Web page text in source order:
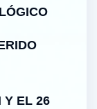
Y EL 26